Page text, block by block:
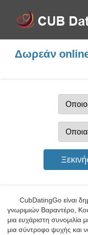
Δωρεάν
CubDatingGo είναι
γνωριμιών Βαραντέρο,
μια ευχάριστη συνομιλία
μια σύντροφο ψυχής και